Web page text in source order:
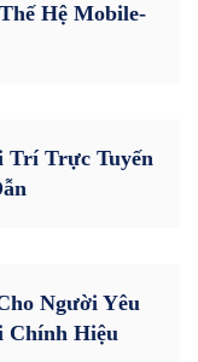
Hệ Mobile-
Trí Trực Tuyến
Người Yêu
Chính Hiệu